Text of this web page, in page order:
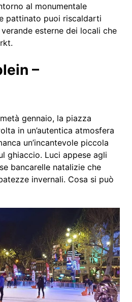
al monumentale
pattinato puoi riscaldarti
esterne dei locali che
–
gennaio, la piazza
in un’autentica atmosfera
un’incantevole piccola
ghiaccio. Luci appese agli
bancarelle natalizie che
invernali. Cosa si può